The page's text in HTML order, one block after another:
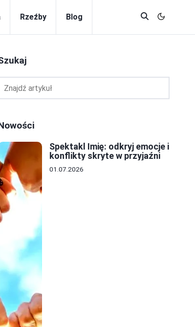
Rzeźby Blog
Spektakl Imię: odkryj emocje i
konflikty skryte w przyjaźni
01.07.2026